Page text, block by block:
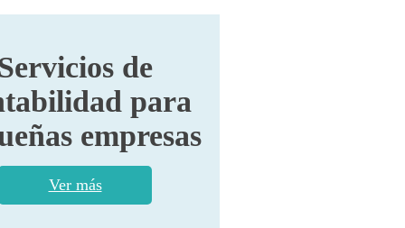
de
para
empresas
Ver más